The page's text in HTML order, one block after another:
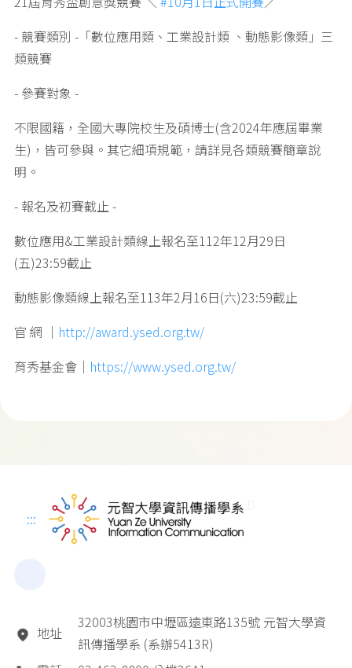
- 競賽類別 -「數位應用類、工業設計類 、動態影像類」三
類競賽
- 參賽對象 -
不限國籍，全國大專院校生及碩博士(含2024年應屆畢業
生)，皆可參與。其它細項規範，請詳見各類競賽簡章說
明。
- 報名及初賽截止 -
數位應用&工業設計類線上報名至112年12月29日
(五)23:59截止
動態影像類線上報名至113年2月16日(六)23:59截止
官 網 ｜ http://award.ysed.org.tw/
育秀基金會｜ https://www.ysed.org.tw/
:::
地址
32003桃園市中壢區遠東路135號 元智大學資
訊傳播學系 (系辦5413R)